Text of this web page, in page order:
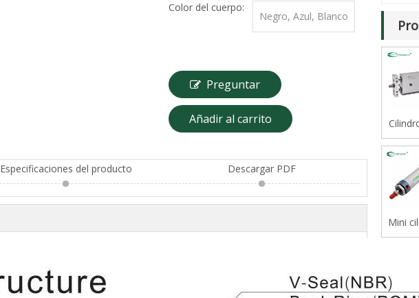
Color del cuerpo:
Negro, Azul, Blanco
Preguntar
Añadir al carrito
Especificaciones del producto Descargar PDF
tipo
doble
STM
Mini
de